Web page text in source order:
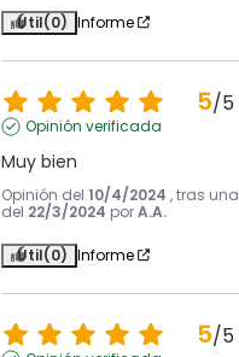
Útil(0) Informe
5/5
Opinión verificada
Muy bien
Opinión del 10/4/2024 , tras
del 22/3/2024 porA.A.
Útil(0) Informe
5/5